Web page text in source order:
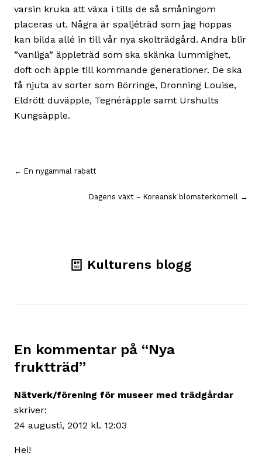
varsin kruka att växa i tills de så småningom
placeras ut. Några är spaljéträd som jag hoppas
kan bilda allé in till vår nya skolträdgård. Andra blir
”vanliga” äppleträd som ska skänka lummighet,
doft och äpple till kommande generationer. De ska
få njuta av sorter som Börringe, Dronning Louise,
Eldrött duväpple, Tegnéräpple samt Urshults
Kungsäpple.
Inläggsnavigering
← En nygammal rabatt
Dagens växt – Koreansk blomsterkornell →
Kulturens blogg
En kommentar på “Nya
fruktträd”
Nätverk/förening för museer med trädgårdar
skriver:
24 augusti, 2012 kl. 12:03
Hej!